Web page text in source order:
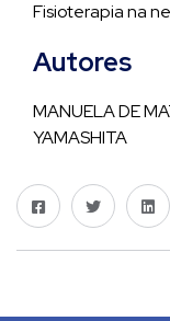
Fisioterapia na
Autores
MANUELA DE
YAMASHITA